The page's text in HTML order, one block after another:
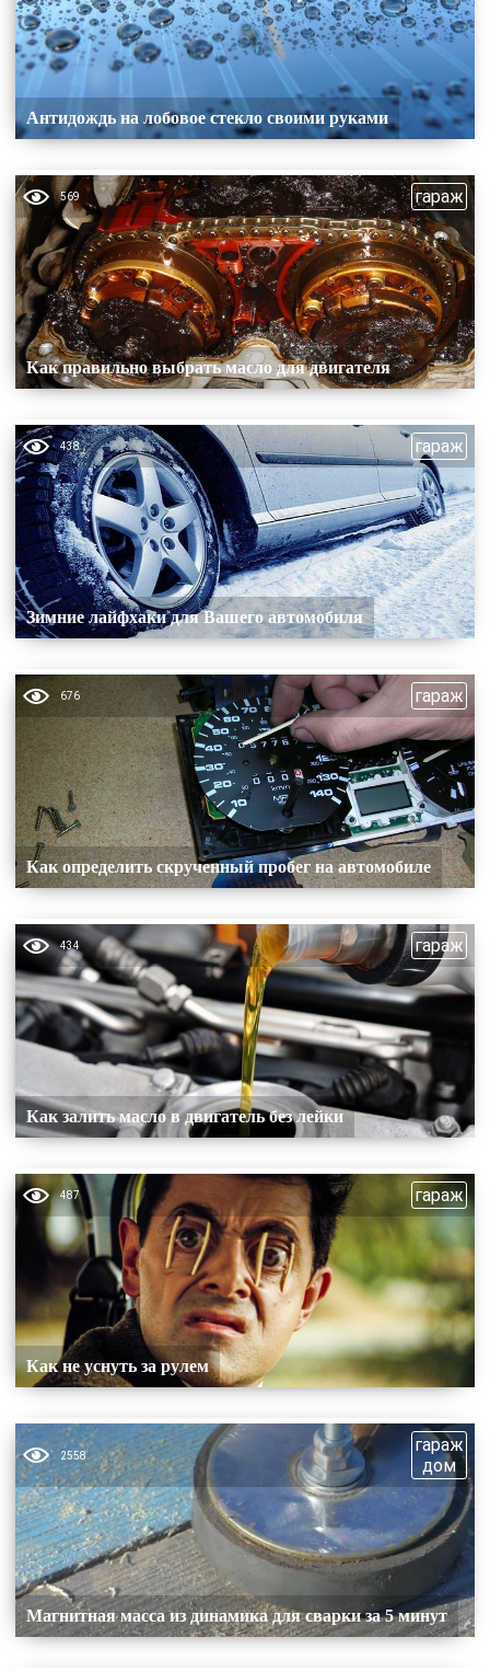
Антидождь на лобовое стекло своими руками
569 гараж
Как правильно выбрать масло для двигателя
438 гараж
Зимние лайфхаки для Вашего автомобиля
676 гараж
Как определить скрученный пробег на автомобиле
434 гараж
Как залить масло в двигатель без лейки
487 гараж
Как не уснуть за рулем
2558
гараж
дом
Магнитная масса из динамика для сварки за 5 минут